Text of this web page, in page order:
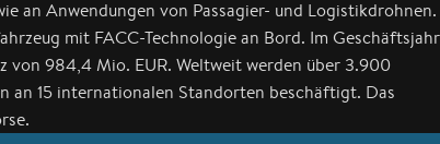
an Anwendungen von Passagier- und Logistikdrohnen.
mit FACC-Technologie an Bord. Im Geschäftsjahr
von 984,4 Mio. EUR. Weltweit werden über 3.900
an 15 internationalen Standorten beschäftigt. Das